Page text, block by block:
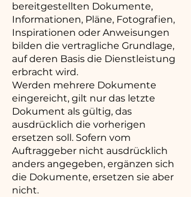
bereitgestellten Dokumente,
Informationen, Pläne, Fotografien,
Inspirationen oder Anweisungen
bilden die vertragliche Grundlage,
auf deren Basis die Dienstleistung
erbracht wird.
Werden mehrere Dokumente
eingereicht, gilt nur das letzte
Dokument als gültig, das
ausdrücklich die vorherigen
ersetzen soll. Sofern vom
Auftraggeber nicht ausdrücklich
anders angegeben, ergänzen sich
die Dokumente, ersetzen sie aber
nicht.